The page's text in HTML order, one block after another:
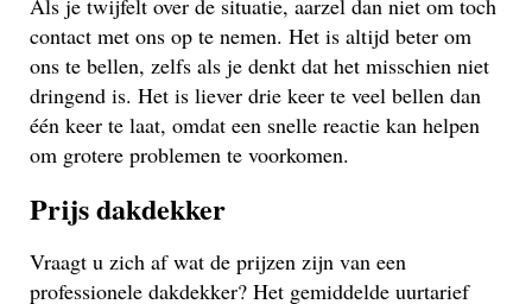
Als je twijfelt over de situatie, aarzel dan niet om toch
contact met ons op te nemen. Het is altijd beter om
ons te bellen, zelfs als je denkt dat het misschien niet
dringend is. Het is liever drie keer te veel bellen dan
één keer te laat, omdat een snelle reactie kan helpen
om grotere problemen te voorkomen.
Prijs dakdekker
Vraagt u zich af wat de prijzen zijn van een
professionele dakdekker? Het gemiddelde uurtarief